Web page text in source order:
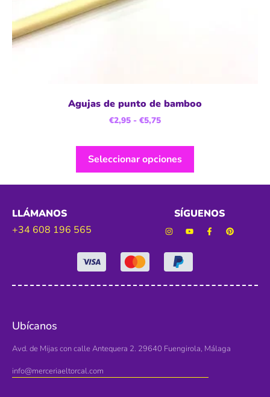
Agujas de punto de bamboo
€2,95 - €5,75
Seleccionar opciones
LLÁMANOS
+34 608 196 565
SÍGUENOS
Ubícanos
Avd. de Mijas con calle Antequera 2. 29640 Fuengirola, Málaga
info@merceriaeltorcal.com